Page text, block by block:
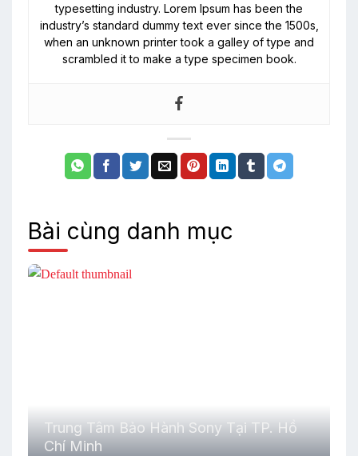
typesetting industry. Lorem Ipsum has been the
industry’s standard dummy text ever since the 1500s,
when an unknown printer took a galley of type and
scrambled it to make a type specimen book.
Bài cùng danh mục
Trung Tâm Bảo Hành Sony Tại TP. Hồ
Chí Minh